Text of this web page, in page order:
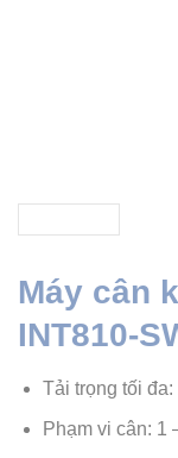
Máy cân
INT810-
Tải trọng tối đa:
Phạm vi cân: 1